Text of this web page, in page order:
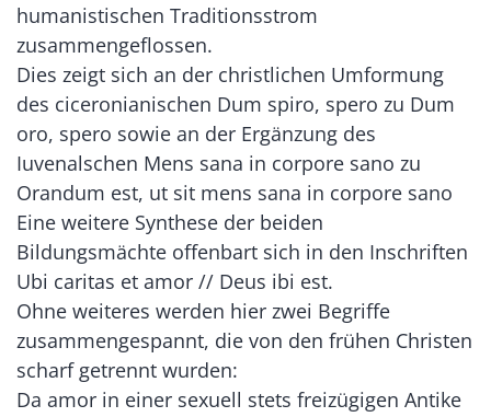
humanistischen Traditionsstrom
zusammengeflossen.
Dies zeigt sich an der christlichen Umformung
des ciceronianischen Dum spiro, spero zu Dum
oro, spero sowie an der Ergänzung des
Iuvenalschen Mens sana in corpore sano zu
Orandum est, ut sit mens sana in corpore sano
Eine weitere Synthese der beiden
Bildungsmächte offenbart sich in den Inschriften
Ubi caritas et amor // Deus ibi est.
Ohne weiteres werden hier zwei Begriffe
zusammengespannt, die von den frühen Christen
scharf getrennt wurden:
Da amor in einer sexuell stets freizügigen Antike